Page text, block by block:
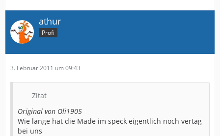
athur
Profi
3. Februar 2011 um 09:43
Zitat
Original von Oli1905
Wie lange hat die Made im speck eigentlich noch vertag
bei uns